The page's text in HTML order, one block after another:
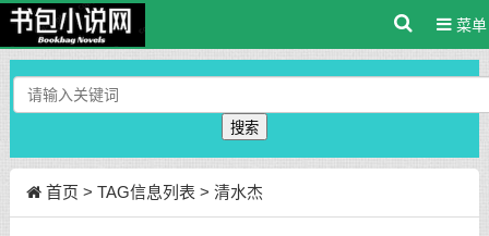
菜单
搜索
首页 > TAG信息列表 > 清水杰